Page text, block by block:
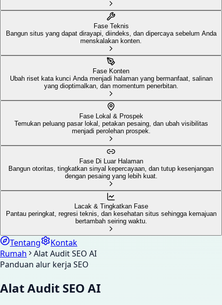
Fase Teknis
Bangun situs yang dapat dirayapi, diindeks, dan dipercaya sebelum Anda
menskalakan konten.
Fase Konten
Ubah riset kata kunci Anda menjadi halaman yang bermanfaat, salinan
yang dioptimalkan, dan momentum penerbitan.
Fase Lokal & Prospek
Temukan peluang pasar lokal, petakan pesaing, dan ubah visibilitas
menjadi perolehan prospek.
Fase Di Luar Halaman
Bangun otoritas, tingkatkan sinyal kepercayaan, dan tutup kesenjangan
dengan pesaing yang lebih kuat.
Lacak & Tingkatkan Fase
Pantau peringkat, regresi teknis, dan kesehatan situs sehingga kemajuan
bertambah seiring waktu.
Tentang
Kontak
Rumah
Alat Audit SEO AI
Panduan alur kerja SEO
Alat Audit SEO AI